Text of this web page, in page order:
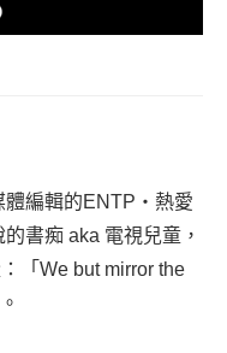
編輯的ENTP・熱愛
書痴 aka 電視兒童，
「We but mirror the